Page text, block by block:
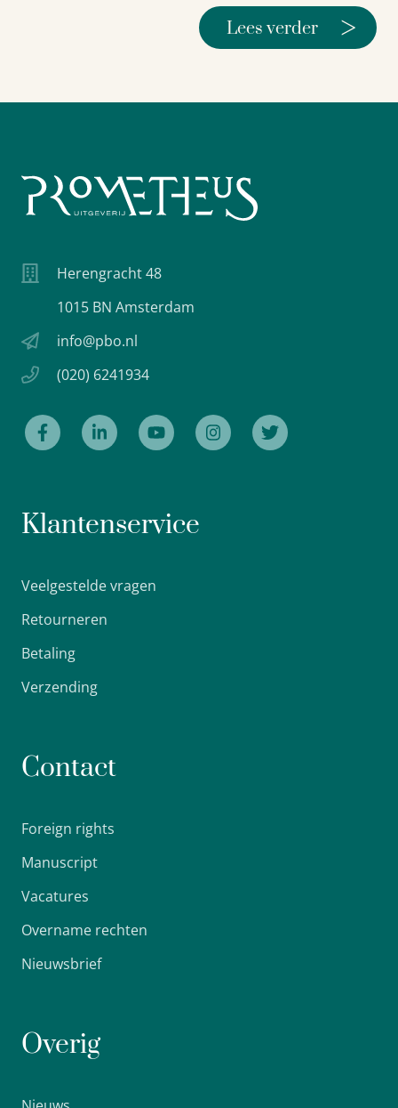
Lees verder >
Herengracht 48
1015 BN Amsterdam
info@pbo.nl
(020) 6241934
Klantenservice
Veelgestelde vragen
Retourneren
Betaling
Verzending
Contact
Foreign rights
Manuscript
Vacatures
Overname rechten
Nieuwsbrief
Overig